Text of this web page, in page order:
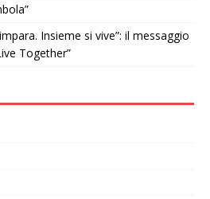
Insieme si vive”: il messaggio
Together”